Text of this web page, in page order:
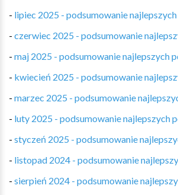
- lipiec 2025 - podsumowanie
- czerwiec 2025 - podsumowanie
- maj 2025 - podsumowanie najlepszych
- kwiecień 2025 - podsumowanie
- marzec 2025 - podsumowanie
- luty 2025 - podsumowanie najlepszych
- styczeń 2025 - podsumowanie
- listopad 2024 - podsumowanie
- sierpień 2024 - podsumowanie